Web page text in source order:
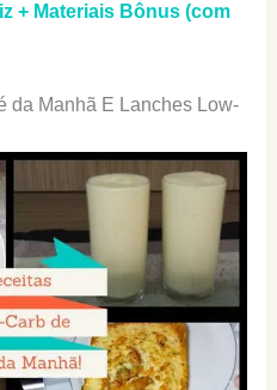
+ Materiais Bônus (com
da Manhã E Lanches Low-